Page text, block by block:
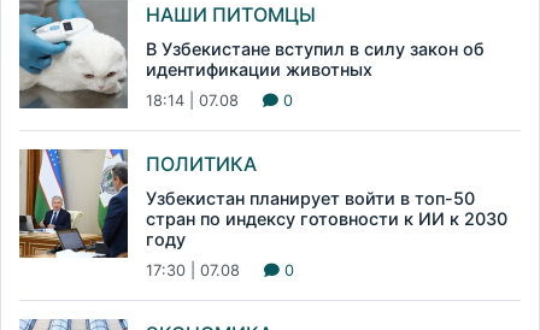
НАШИ ПИТОМЦЫ
В Узбекистане вступил в силу закон об
идентификации животных
18:14 | 07.08 0
ПОЛИТИКА
Узбекистан планирует войти в топ-50
стран по индексу готовности к ИИ к 2030
году
17:30 | 07.08 0